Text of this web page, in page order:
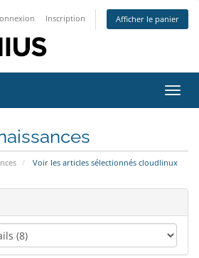
Inscription Afficher le panier
la
Voir les articles sélectionnés cloudlinux